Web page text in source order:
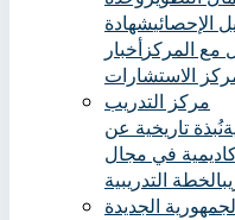
الإحصائيشهادة
مع المركزأخبار
الاستشارات
مركز التدريب
نُبذة تاريخية عن
في مجال
الخطة التدريبية
الجديدة